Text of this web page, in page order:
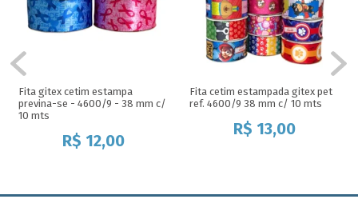
Fita gitex cetim estampa
previna-se - 4600/9 - 38 mm c/
10 mts
R$ 12,00
Fita cetim estampada gitex pet
ref. 4600/9 38 mm c/ 10 mts
R$ 13,00